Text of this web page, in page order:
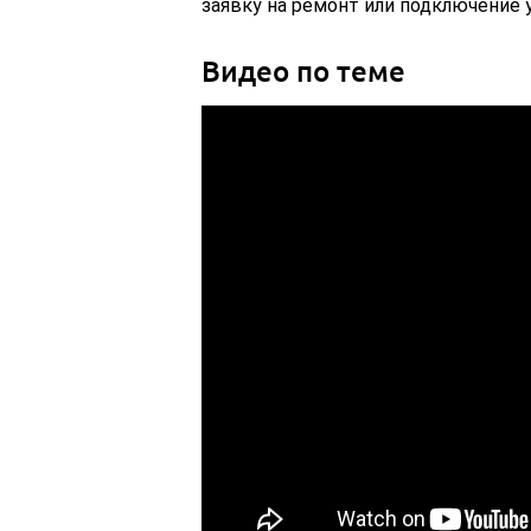
заявку на ремонт или подключение
Видео по теме